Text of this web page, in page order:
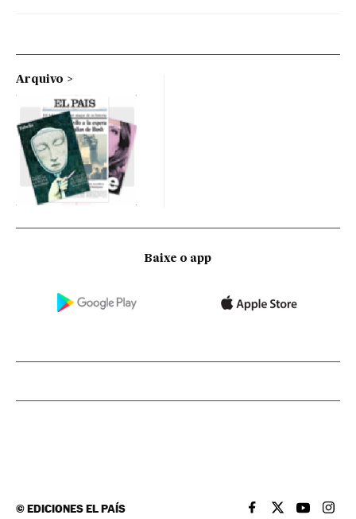
Arquivo
Baixe o app
©EDICIONES EL PAÍS EL PAÍS BRASIL EN
EL PAÍSEL PAÍS
EL